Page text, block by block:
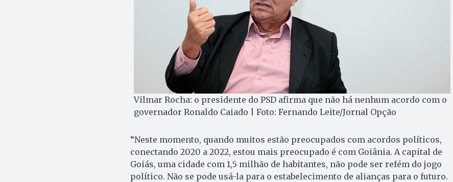
Vilmar Rocha: o presidente do PSD afirma que não há nenhum acordo com o
governador Ronaldo Caiado | Foto: Fernando Leite/Jornal Opção
“Neste momento, quando muitos estão preocupados com acordos políticos,
conectando 2020 a 2022, estou mais preocupado é com Goiânia. A capital de
Goiás, uma cidade com 1,5 milhão de habitantes, não pode ser refém do jogo
político. Não se pode usá-la para o estabelecimento de alianças para o futuro.